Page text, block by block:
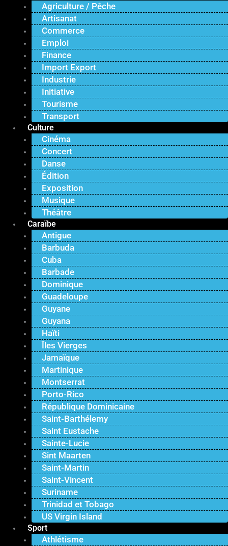
Agriculture / Pêche
Artisanat
Commerce
Emploi
Finance
Import Export
Industrie
Initiative
Tourisme
Transport
Culture
Cinéma
Concert
Danse
Édition
Exposition
Musique
Théâtre
Caraïbe
Antigue
Barbuda
Cuba
Barbade
Dominique
Guadeloupe
Guyane
Guyana
Haïti
Îles Vierges
Jamaïque
Martinique
Montserrat
Porto-Rico
République Dominicaine
Saint-Barthélemy
Saint Eustache
Sainte-Lucie
Sint Maarten
Saint-Martin
Saint-Vincent
Suriname
Trinidad et Tobago
US Virgin Island
Sport
Athlétisme